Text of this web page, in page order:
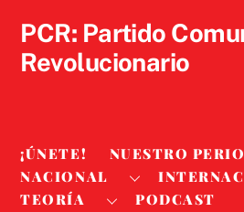
PCR: Partido
Revolucionario
¡ÚNETE!
NUESTRO
NACIONAL
TEORÍA
PODCAST